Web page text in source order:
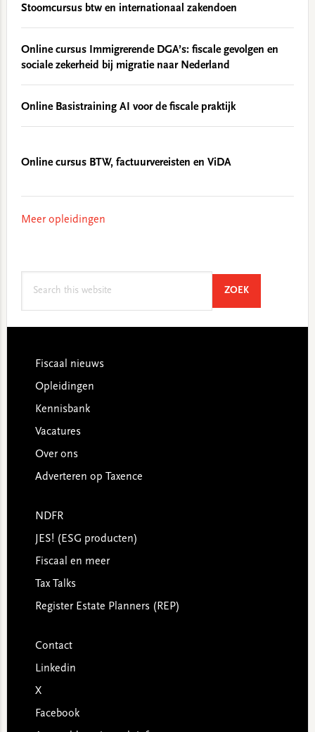
Stoomcursus btw en internationaal zakendoen
Online cursus Immigrerende DGA’s: fiscale gevolgen en
sociale zekerheid bij migratie naar Nederland
Online Basistraining AI voor de fiscale praktijk
Online cursus BTW, factuurvereisten en ViDA
Meer opleidingen
ZOEKSEARCH
Footer
Fiscaal nieuws
Opleidingen
Kennisbank
Vacatures
Over ons
Adverteren op Taxence
NDFR
JES! (ESG producten)
Fiscaal en meer
Tax Talks
Register Estate Planners (REP)
Contact
Linkedin
X
Facebook